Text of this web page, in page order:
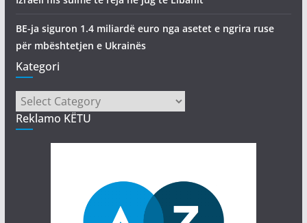
BE-ja siguron 1.4 miliardë euro nga asetet e ngrira ruse
për mbështetjen e Ukrainës
Kategori
Kategori
Reklamo KËTU